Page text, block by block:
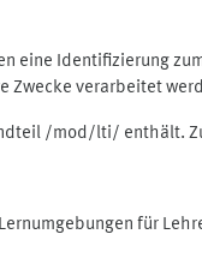
eine Identifizierung
verarbeitet
/mod/lti/ enthält.
für